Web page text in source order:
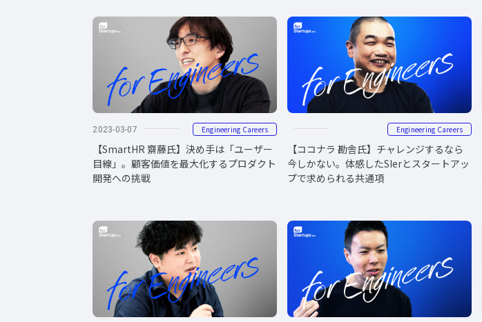
2023-03-07 Engineering Careers
【SmartHR 齋藤氏】決め手は「ユーザー
目線」。顧客価値を最大化するプロダクト
開発への挑戦
Engineering Careers
【ココナラ 勘舎氏】チャレンジするなら
今しかない。体感したSIerとスタートアッ
プで求められる共通項